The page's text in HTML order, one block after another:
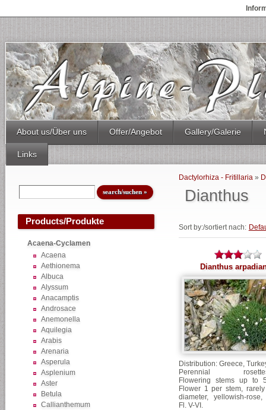
About us/Über uns Offer/Angebot Gallery/Galerie
Links
Products/Produkte
Acaena-Cyclamen
Acaena
Aethionema
Albuca
Alyssum
Anacamptis
Androsace
Anemonella
Aquilegia
Arabis
Arenaria
Asperula
Asplenium
Aster
Betula
Callianthemum
Dianthus
Dactylorhiza - Fritillaria»
Sort by:/sortiert nach:
Dianthus
Distribution: Greece,
Perennial rosettes-
Flowering stems up to
Flower 1 per stem,
diameter, yellowish-
Fl. V-VI.